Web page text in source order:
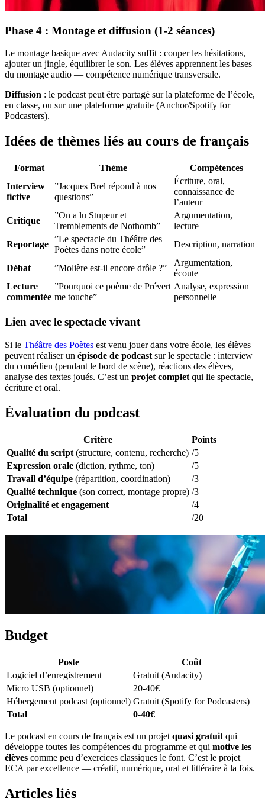
Phase 4 : Montage et diffusion (1-2 séances)
Le montage basique avec Audacity suffit : couper les hésitations,
ajouter un jingle, équilibrer le son. Les élèves apprennent les bases
du montage audio — compétence numérique transversale.
Diffusion : le podcast peut être partagé sur la plateforme de l’école,
en classe, ou sur une plateforme gratuite (Anchor/Spotify for
Podcasters).
Idées de thèmes liés au cours de français
Format Thème
Compétences
Interview
fictive
”Jacques Brel répond à nos
questions”
Écriture, oral,
connaissance de
l’auteur
Critique
”On a lu Stupeur et
Tremblements de Nothomb”
Argumentation,
lecture
Reportage
”Le spectacle du Théâtre des
Poètes dans notre école”
Description, narration
Débat ”Molière est-il encore drôle ?”
Argumentation,
écoute
Lecture
commentée
”Pourquoi ce poème de Prévert
me touche”
Analyse, expression
personnelle
Lien avec le spectacle vivant
Si le Théâtre des Poètes est venu jouer dans votre école, les élèves
peuvent réaliser un épisode de podcast sur le spectacle : interview
du comédien (pendant le bord de scène), réactions des élèves,
analyse des textes joués. C’est un projet complet qui lie spectacle,
écriture et oral.
Évaluation du podcast
Critère
Points
Qualité du script (structure, contenu, recherche) /5
Expression orale (diction, rythme, ton)
/5
Travail d’équipe (répartition, coordination)
/3
Qualité technique (son correct, montage propre) /3
Originalité et engagement
/4
Total
/20
Budget
Poste
Coût
Logiciel d’enregistrement
Gratuit (Audacity)
Micro USB (optionnel)
20-40€
Hébergement podcast (optionnel) Gratuit (Spotify for Podcasters)
Total
0-40€
Le podcast en cours de français est un projet quasi gratuit qui
développe toutes les compétences du programme et qui motive les
élèves comme peu d’exercices classiques le font. C’est le projet
ECA par excellence — créatif, numérique, oral et littéraire à la fois.
Articles liés